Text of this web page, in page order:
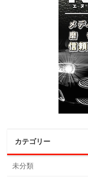
カテゴリー
未分類